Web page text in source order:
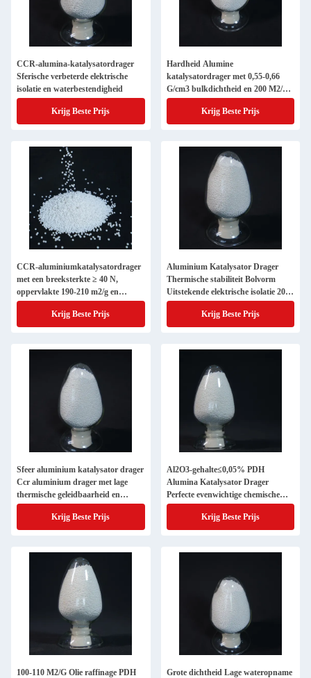
CCR-alumina-katalysatordrager
Sferische verbeterde elektrische
isolatie en waterbestendigheid
Krijg Beste Prijs
Hardheid Alumine
katalysatordrager met 0,55-0,66
G/cm3 bulkdichtheid en 200 M2/g
oppervlakte
Krijg Beste Prijs
CCR-aluminiumkatalysatordrager
met een breeksterkte ≥ 40 N,
oppervlakte 190-210 m2/g en
thermische stabiliteit ≥ 570°C
Krijg Beste Prijs
Aluminium Katalysator Drager
Thermische stabiliteit Bolvorm
Uitstekende elektrische isolatie 200
M2/g
Krijg Beste Prijs
Sfeer aluminium katalysator drager
Ccr aluminium drager met lage
thermische geleidbaarheid en
waterabsorptie
Krijg Beste Prijs
Al2O3-gehalte≤0,05% PDH
Alumina Katalysator Drager
Perfecte evenwichtige chemische
formule voor superieure prestaties
Krijg Beste Prijs
100-110 M2/G Olie raffinage PDH
Grote dichtheid Lage wateropname